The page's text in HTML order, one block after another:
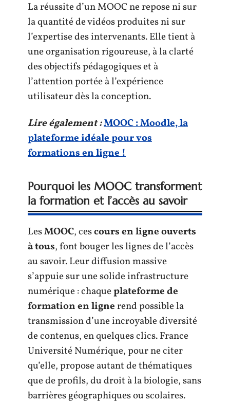
La réussite d’un MOOC ne repose ni sur
la quantité de vidéos produites ni sur
l’expertise des intervenants. Elle tient à
une organisation rigoureuse, à la clarté
des objectifs pédagogiques et à
l’attention portée à l’expérience
utilisateur dès la conception.
Lire également :MOOC : Moodle, la
plateforme idéale pour vos
formations en ligne !
Pourquoi les MOOC transforment
la formation et l’accès au savoir
LesMOOC, cescours en ligne ouverts
à tous, font bouger les lignes de l’accès
au savoir. Leur diffusion massive
s’appuie sur une solide infrastructure
numérique : chaqueplateforme de
formation en lignerend possible la
transmission d’une incroyable diversité
de contenus, en quelques clics. France
Université Numérique, pour ne citer
qu’elle, propose autant de thématiques
que de profils, du droit à la biologie, sans
barrières géographiques ou scolaires.